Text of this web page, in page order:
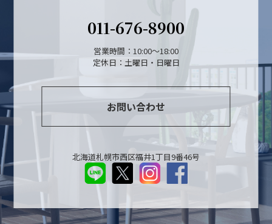
011-676-8900
営業時間：10:00～18:00
定休日：土曜日・日曜日
お問い合わせ
北海道札幌市西区福井1丁目9番46号